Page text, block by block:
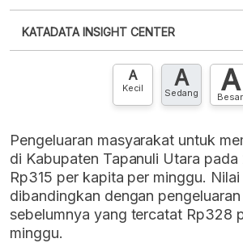
XLS
punya akun?Silakan Daftar sekarang
KATADATA INSIGHT CENTER
Hubungi sekarang »
A
Kecil A
Sedang A
Besar
Pengeluaran masyarakat untuk
di Kabupaten Tapanuli Utara
Rp315 per kapita per minggu. Nilai
dibandingkan dengan
sebelumnya yang tercatat Rp328
minggu.